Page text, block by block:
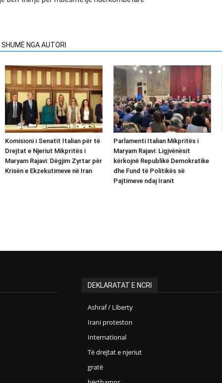
SHUMË NGA AUTORI
Komisioni i Senatit Italian për të
Drejtat e Njeriut Mikpritës i
Maryam Rajavi: Dëgjim Zyrtar për
Krisën e Ekzekutimeve në Iran
Parlamenti Italian Mikpritës i
Maryam Rajavi: Ligjvënësit
kërkojnë Republikë Demokratike
dhe Fund të Politikës së
Pajtimeve ndaj Iranit
DEKLARATAT E NCRI
Ashraf / Liberty
Irani proteston
International
Të drejtat e njeriut
gratë